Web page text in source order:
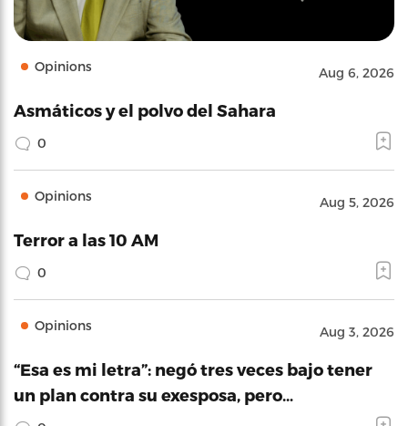
Opinions Aug 6, 2026
Asmáticos y el polvo del Sahara
0
Opinions Aug 5, 2026
Terror a las 10 AM
0
Opinions Aug 3, 2026
“Esa es mi letra”: negó tres veces bajo tener
un plan contra su exesposa, pero…